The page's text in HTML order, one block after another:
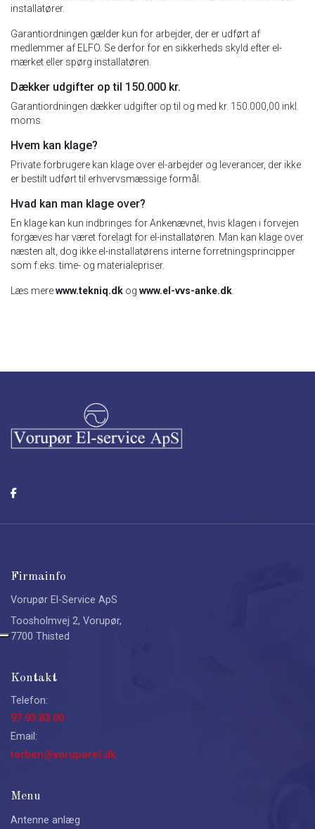
installatører.
Garantiordningen gælder kun for arbejder, der er udført af
medlemmer af ELFO. Se derfor for en sikkerheds skyld efter el-
mærket eller spørg installatøren.
Dækker udgifter op til 150.000 kr.
Garantiordningen dækker udgifter op til og med kr. 150.000,00 inkl.
moms.
Hvem kan klage?
Private forbrugere kan klage over el-arbejder og leverancer, der ikke
er bestilt udført til erhvervsmæssige formål.
Hvad kan man klage over?
En klage kan kun indbringes for Ankenævnet, hvis klagen i forvejen
forgæves har været forelagt for el-installatøren. Man kan klage over
næsten alt, dog ikke el-installatørens interne forretningsprincipper
som f.eks. time- og materialepriser.
Læs merewww.tekniq.dk og www.el-vvs-anke.dk
Firmainfo
Vorupør El-Service ApS
Toosholmvej 2, Vorupør,
7700 Thisted
Kontakt
Telefon:
97 93 83 00
Email:
torben@voruporel.dk
Menu
Antenne anlæg